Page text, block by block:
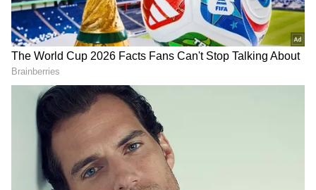
Image Credit :
కనిష్ట నిల్వ అంటే ఏమిటి?
కనిష్ట నిల్వ అనేది ఒక బ్యాంక్ ఖాతాలో కనీసం ఉండాల్సిన
డబ్బు. ఇది మీ బ్యాంక్ ఖాతా ఎప్పుడూ నిర్ణీత స్థాయి కంటే
తగ్గకుండా చూస్తుంది. ఈ మొత్తం సాధారణంగా బ్యాంకులు
నిర్ణయిస్తాయి అలాగే మీ ఖాతా రకాన్ని బట్టి లేదా మీరు ఏ